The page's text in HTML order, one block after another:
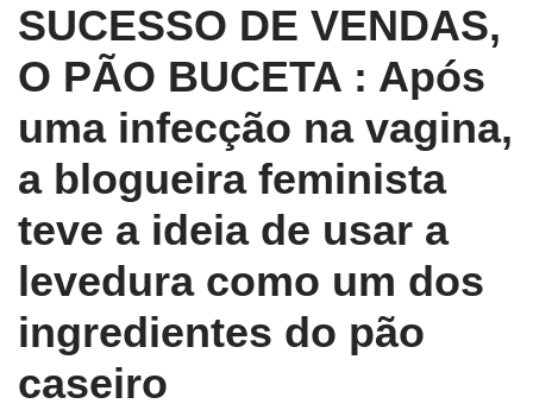
SUCESSO DE VENDAS,
O PÃO BUCETA : Após
uma infecção na vagina,
a blogueira feminista
teve a ideia de usar a
levedura como um dos
ingredientes do pão
caseiro